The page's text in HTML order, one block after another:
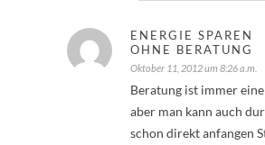
ENERGIE SPAREN
OHNE BERATUNG
Oktober 11, 2012 um 8:26 a.m.
Beratung ist immer
aber man kann auch
schon direkt anfangen